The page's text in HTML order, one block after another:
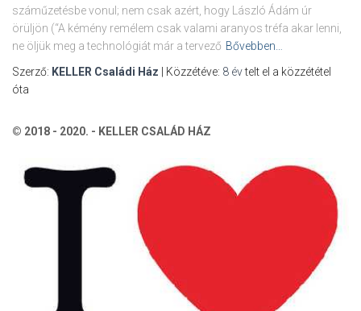
száműzetésbe vonul; nem csak azért, hogy László Ádám úr
örüljön (“A kémény remélem csak valami aranyos tréfa akar lenni,
ne öljük meg a technológiát már a tervező Bővebben…
Szerző: KELLER Családi Ház | Közzétéve: 8 évtelt el a közzététel
óta
© 2018 - 2020. - KELLER CSALÁD HÁZ